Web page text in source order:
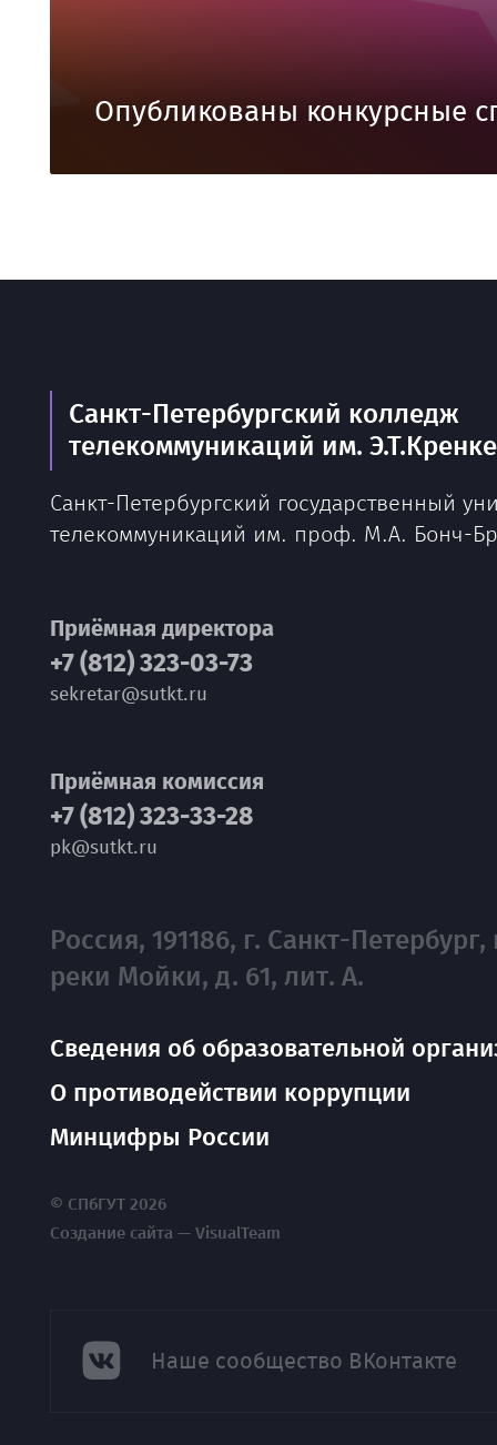
Опубликованы конкурсные
Санкт-Петербургский колледж
телекоммуникаций им.
Санкт-Петербургский государственный
телекоммуникаций им. проф. М.А. Бонч-
Приёмная директора
+7 (812) 323-03-73
sekretar@sutkt.ru
Приёмная комиссия
+7 (812) 323-33-28
pk@sutkt.ru
Россия, 191186, г. Санкт-Петербург,
реки Мойки, д. 61, лит. А.
Сведения об образовательной
О противодействии коррупции
Минцифры России
© СПбГУТ 2026
Создание сайта — VisualTeam
Наше сообщество ВКонтакте